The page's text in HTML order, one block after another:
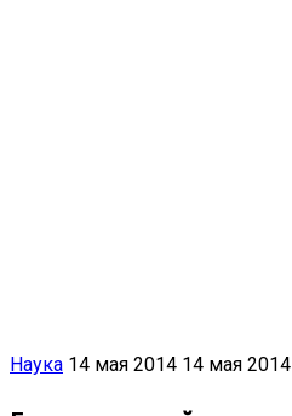
Наука 14 мая 2014 14 мая 2014